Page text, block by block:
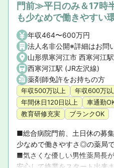
門前≫平日のみ＆17時
も少なめで働きやすい
年収464〜600万円
法人名非公開※詳細はお問
山形県寒河江市 西寒河江
西寒河江駅 (JR左沢線)
薬剤師免許をお持ちの方
年収500万以上 年収600万以
年間休日120日以上
車通勤
教育研修充実
ブランクOK
■総合病院門前、土日休の募
少なめで働きやすさ◎の薬局で
■気さくな優しい男性薬局長
安心して終業をスタート出来ま